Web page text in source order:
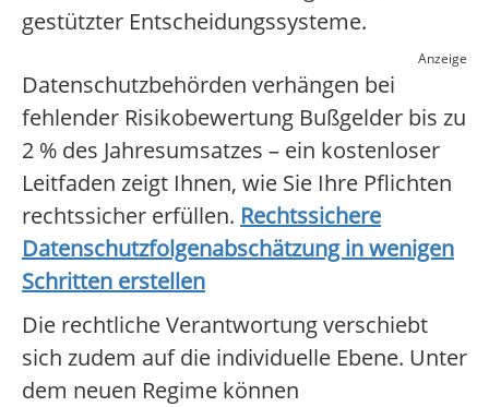
gestützter Entscheidungssysteme.
Anzeige
Datenschutzbehörden verhängen bei
fehlender Risikobewertung Bußgelder bis zu
2 % des Jahresumsatzes – ein kostenloser
Leitfaden zeigt Ihnen, wie Sie Ihre Pflichten
rechtssicher erfüllen. Rechtssichere
Datenschutzfolgenabschätzung in wenigen
Schritten erstellen
Die rechtliche Verantwortung verschiebt
sich zudem auf die individuelle Ebene. Unter
dem neuen Regime können